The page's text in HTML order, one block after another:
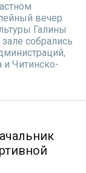
вечер
Галины
собрались
и Читинско-